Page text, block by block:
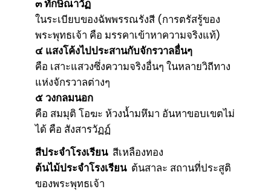
๓ ทักษิณาวัฏ
ในระเบียบของฉัพพรรณรังสี (การตรัสรู้ของ
พระพุทธเจ้า คือ มรรคาเข้าหาความจริงแท้)
๔ แสงโค้งไปประสานกับจักรวาลอื่นๆ
คือ เสาะแสวงซึ่งความจริงอื่นๆ ในหลายวิถีทาง
แห่งจักรวาลต่างๆ
๕ วงกลมนอก
คือ สมมุติ โอฆะ ห้วงน้ำมหึมา อันหาขอบเขตไม่
ได้ คือ สังสารวัฏฏ์
สีประจำโรงเรียน สีเหลืองทอง
ต้นไม้ประจำโรงเรียน ต้นสาละ สถานที่ประสูติ
ของพระพุทธเจ้า